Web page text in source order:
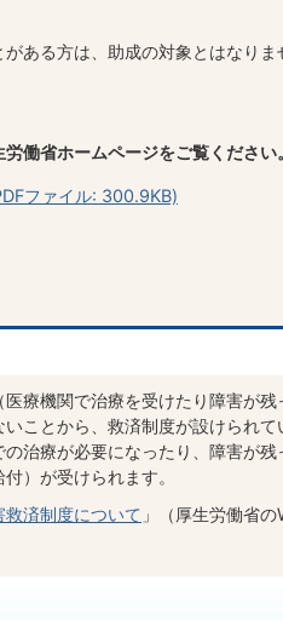
ある方は、助成の対象とはなりま
働省ホームページをご覧ください。
ファイル: 300.9KB)
療機関で治療を受けたり障害が残
ことから、救済制度が設けられて
治療が必要になったり、障害が残
）が受けられます。
済制度について 」（厚生労働省